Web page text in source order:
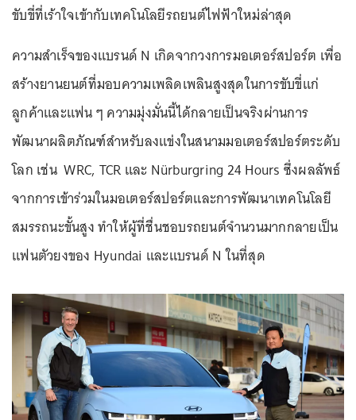
ขับขี่ที่เร้าใจเข้ากับเทคโนโลยีรถยนต์ไฟฟ้าใหม่ล่าสุด
ความสำเร็จของแบรนด์ N เกิดจากวงการมอเตอร์สปอร์ต เพื่อ
สร้างยานยนต์ที่มอบความเพลิดเพลินสูงสุดในการขับขี่แก่
ลูกค้าและแฟน ๆ ความมุ่งมั่นนี้ได้กลายเป็นจริงผ่านการ
พัฒนาผลิตภัณฑ์สำหรับลงแข่งในสนามมอเตอร์สปอร์ตระดับ
โลก เช่น WRC, TCR และ Nürburgring 24 Hours ซึ่งผลลัพธ์
จากการเข้าร่วมในมอเตอร์สปอร์ตและการพัฒนาเทคโนโลยี
สมรรถนะขั้นสูง ทำให้ผู้ที่ชื่นชอบรถยนต์จำนวนมากกลายเป็น
แฟนตัวยงของ Hyundai และแบรนด์ N ในที่สุด